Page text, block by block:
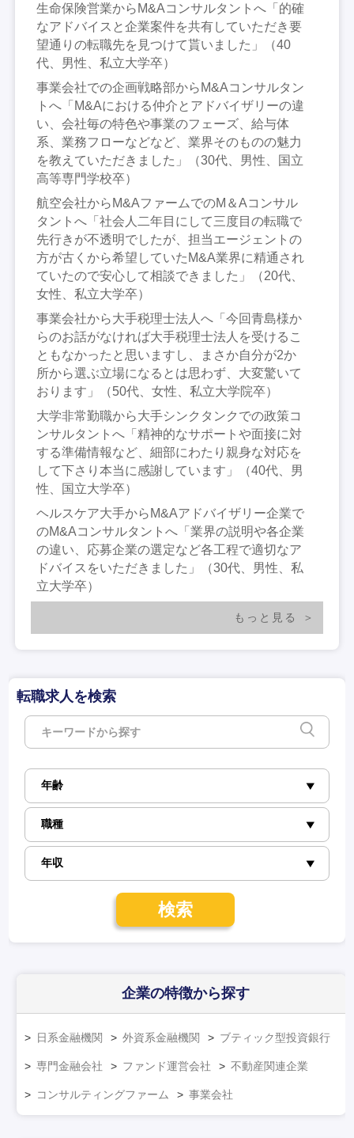
生命保険営業からM&Aコンサルタントへ「的確
なアドバイスと企業案件を共有していただき要
望通りの転職先を見つけて貰いました」（40
代、男性、私立大学卒）
事業会社での企画戦略部からM&Aコンサルタン
トへ「M&Aにおける仲介とアドバイザリーの違
い、会社毎の特色や事業のフェーズ、給与体
系、業務フローなどなど、業界そのものの魅力
を教えていただきました」（30代、男性、国立
高等専門学校卒）
航空会社からM&AファームでのM＆Aコンサル
タントへ「社会人二年目にして三度目の転職で
先行きが不透明でしたが、担当エージェントの
方が古くから希望していたM&A業界に精通され
ていたので安心して相談できました」（20代、
女性、私立大学卒）
事業会社から大手税理士法人へ「今回青島様か
らのお話がなければ大手税理士法人を受けるこ
ともなかったと思いますし、まさか自分が2か
所から選ぶ立場になるとは思わず、大変驚いて
おります」（50代、女性、私立大学院卒）
大学非常勤職から大手シンクタンクでの政策コ
ンサルタントへ「精神的なサポートや面接に対
する準備情報など、細部にわたり親身な対応を
して下さり本当に感謝しています」（40代、男
性、国立大学卒）
ヘルスケア大手からM&Aアドバイザリー企業で
のM&Aコンサルタントへ「業界の説明や各企業
の違い、応募企業の選定など各工程で適切なア
ドバイスをいただきました」（30代、男性、私
立大学卒）
もっと見る
転職求人を検索
検索
企業の特徴から探す
日系金融機関 外資系金融機関 ブティック型投資銀行
専門金融会社 ファンド運営会社 不動産関連企業
コンサルティングファーム 事業会社